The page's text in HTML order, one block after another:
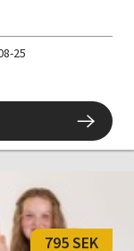
25
795 SEK